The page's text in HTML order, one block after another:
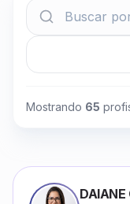
Mostrando 65